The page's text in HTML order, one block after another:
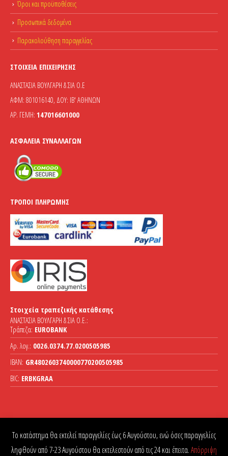
Το κατάστημα θα εκτελεί παραγγελίες έως 6 Αυγούστου, ενώ όσες παραγγελίες
ληφθούν από 7-23 Αυγούστου θα εκτελεστούν από τις 24 και έπειτα.Απόρριψη
Όροι και προϋποθέσεις
Προσωπικά δεδομένα
Παρακολούθηση παραγγελίας
ΣΤΟΙΧΕΊΑ ΕΠΙΧΕΊΡΗΣΗΣ
ΑΝΑΣΤΑΣΙΑ ΒΟΥΛΓΑΡΗ & ΣΙΑ Ο.Ε
ΑΦΜ: 801016140, ΔΟΥ: ΙΒ' ΑΘΗΝΩΝ
ΑΡ. ΓΕΜΗ: 147016601000
ΑΣΦΆΛΕΙΑ ΣΥΝΑΛΛΑΓΏΝ
ΤΡΌΠΟΙ ΠΛΗΡΩΜΉΣ
Στοιχεία τραπεζικής κατάθεσης
ΑΝΑΣΤΑΣΙΑ ΒΟΥΛΓΑΡΗ & ΣΙΑ Ο.Ε.:
Τράπεζα: EUROBANK
Αρ. λογ.: 0026.0374.77.0200505985
IBAN: GR4802603740000770200505985
BIC: ERBKGRAA